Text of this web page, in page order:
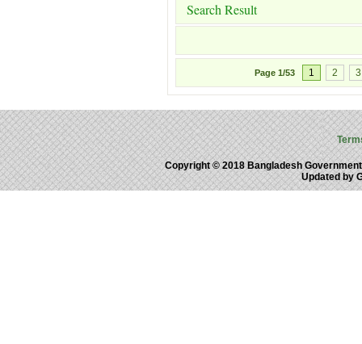
Search Result
Page 1/53 1 2 3
Copyright © 2018 Bangladesh
Updated by